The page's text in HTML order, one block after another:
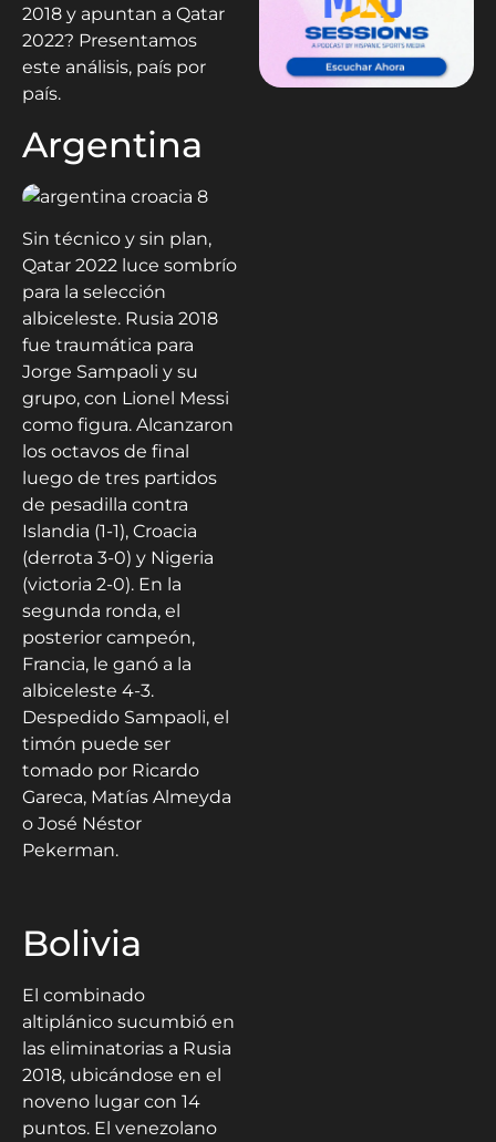
2018 y apuntan a Qatar
2022? Presentamos
este análisis, país por
país.
Argentina
Sin técnico y sin plan,
Qatar 2022 luce sombrío
para la selección
albiceleste. Rusia 2018
fue traumática para
Jorge Sampaoli y su
grupo, con Lionel Messi
como figura. Alcanzaron
los octavos de final
luego de tres partidos
de pesadilla contra
Islandia (1-1), Croacia
(derrota 3-0) y Nigeria
(victoria 2-0). En la
segunda ronda, el
posterior campeón,
Francia, le ganó a la
albiceleste 4-3.
Despedido Sampaoli, el
timón puede ser
tomado por Ricardo
Gareca, Matías Almeyda
o José Néstor
Pekerman.
Bolivia
El combinado
altiplánico sucumbió en
las eliminatorias a Rusia
2018, ubicándose en el
noveno lugar con 14
puntos. El venezolano